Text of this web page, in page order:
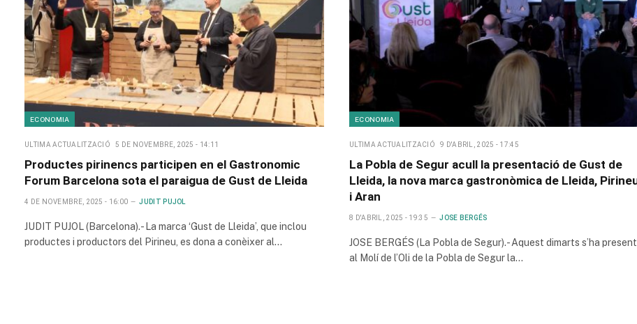
ECONOMIA
ULTIMA ACTUALITZACIÓ 5 DE NOVEMBRE, 2025 - 14:11
Productes pirinencs participen en el Gastronomic
Forum Barcelona sota el paraigua de Gust de Lleida
4 DE NOVEMBRE, 2025 - 16:00 JUDIT PUJOL
JUDIT PUJOL (Barcelona).- La marca ‘Gust de Lleida’, que inclou
productes i productors del Pirineu, es dona a conèixer al…
ECONOMIA
ULTIMA ACTUALITZACIÓ 9 D'ABRIL, 2025 - 17:45
La Pobla de Segur acull la presentació de Gust de
Lleida, la nova marca gastronòmica de Lleida,
i Aran
8 D'ABRIL, 2025 - 19:35 JOSE BERGÉS
JOSE BERGÉS (La Pobla de Segur).- Aquest dimarts s’ha
al Molí de l’Oli de la Pobla de Segur la…